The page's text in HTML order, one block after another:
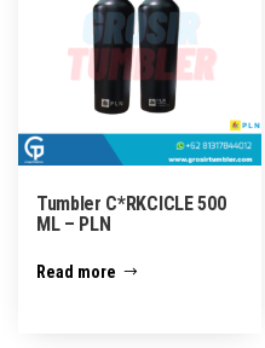
Tumbler C*RKCICLE 500
ML – PLN
Read more